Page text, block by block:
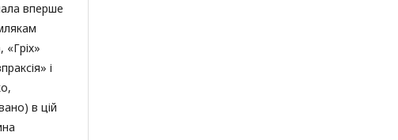
вперше
і
в цій